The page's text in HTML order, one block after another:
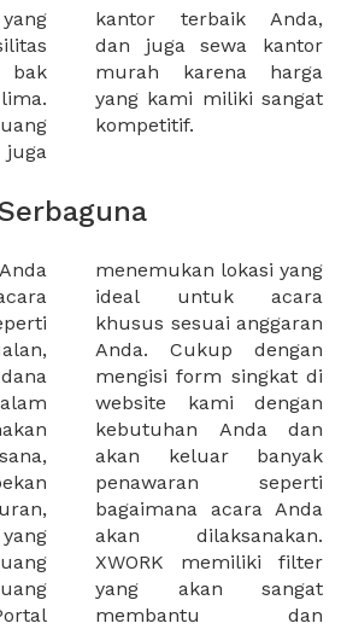
bak
kompetitif.
di
dan